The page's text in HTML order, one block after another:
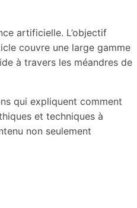
artificielle. L’objectif
couvre une large gamme
à travers les méandres de
qui expliquent comment
et techniques à
non seulement